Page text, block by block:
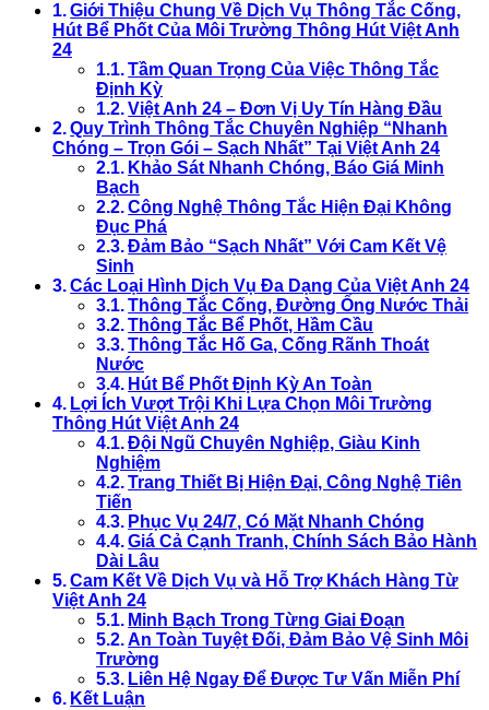
Giới Thiệu Chung Về Dịch Vụ Thông Tắc Cống,
Hút Bể Phốt Của Môi Trường Thông Hút Việt Anh
24
Tầm Quan Trọng Của Việc Thông Tắc
Định Kỳ
Việt Anh 24 – Đơn Vị Uy Tín Hàng Đầu
Quy Trình Thông Tắc Chuyên Nghiệp “Nhanh
Chóng – Trọn Gói – Sạch Nhất” Tại Việt Anh 24
Khảo Sát Nhanh Chóng, Báo Giá Minh
Bạch
Công Nghệ Thông Tắc Hiện Đại Không
Đục Phá
Đảm Bảo “Sạch Nhất” Với Cam Kết Vệ
Sinh
Các Loại Hình Dịch Vụ Đa Dạng Của Việt Anh 24
Thông Tắc Cống, Đường Ống Nước Thải
Thông Tắc Bể Phốt, Hầm Cầu
Thông Tắc Hố Ga, Cống Rãnh Thoát
Nước
Hút Bể Phốt Định Kỳ An Toàn
Lợi Ích Vượt Trội Khi Lựa Chọn Môi Trường
Thông Hút Việt Anh 24
Đội Ngũ Chuyên Nghiệp, Giàu Kinh
Nghiệm
Trang Thiết Bị Hiện Đại, Công Nghệ Tiên
Tiến
Phục Vụ 24/7, Có Mặt Nhanh Chóng
Giá Cả Cạnh Tranh, Chính Sách Bảo Hành
Dài Lâu
Cam Kết Về Dịch Vụ và Hỗ Trợ Khách Hàng Từ
Việt Anh 24
Minh Bạch Trong Từng Giai Đoạn
An Toàn Tuyệt Đối, Đảm Bảo Vệ Sinh Môi
Trường
Liên Hệ Ngay Để Được Tư Vấn Miễn Phí
Kết Luận